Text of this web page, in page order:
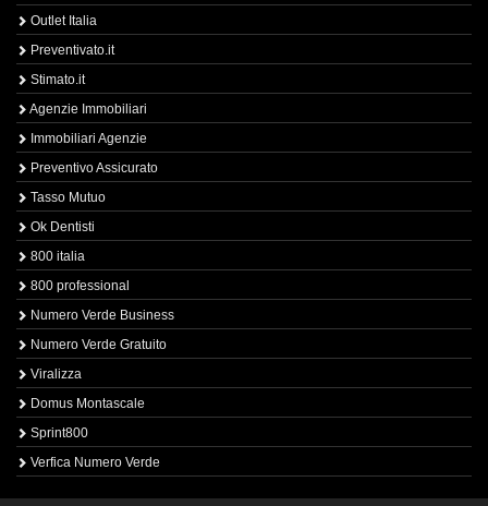
Outlet Italia
Preventivato.it
Stimato.it
Agenzie Immobiliari
Immobiliari Agenzie
Preventivo Assicurato
Tasso Mutuo
Ok Dentisti
800 italia
800 professional
Numero Verde Business
Numero Verde Gratuito
Viralizza
Domus Montascale
Sprint800
Verfica Numero Verde